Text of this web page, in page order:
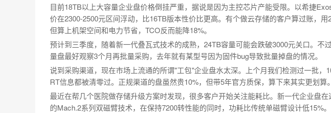
目前18TB以上大容量企业盘价格倒挂严重，据说是因为主控芯片产能受限。以希捷
价在2300-2500元区间浮动，比16TB版本性价比更高。有个做云存储的客户算过账，用
但算上机架空间和电力节省，TCO反而能降18%。
预计到三季度，随着新一代叠瓦式技术的成熟，24TB容量可能会跌破3000元关口。不
量盘最好观察3个月再批量采购，去年就有某型号因为固件bug导致批量掉盘的情况。
说到采购渠道，现在市场上流通的所谓"工包"企业盘水太深。上个月我们检测过一批，
RT信息都被清零过。正规渠道的盘虽然贵10%，但带5年官方质保，算下来其实更划算。
最近在帮几个医院做存储升级方案时发现，很多客户开始关注能耗比。新一代企业盘
的Mach.2系列双磁臂技术，在保持7200转性能的同时，功耗比传统单磁臂设计低15%